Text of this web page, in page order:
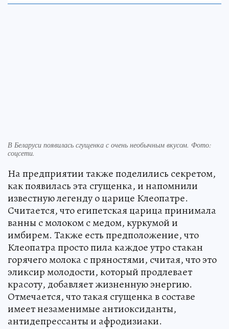
В Беларуси появилась сгущенка с очень необычным вкусом. Фото:
соцсети.
На предприятии также поделились секретом,
как появилась эта сгущенка, и напомнили
известную легенду о царице Клеопатре.
Считается, что египетская царица принимала
ванны с молоком с медом, куркумой и
имбирем. Также есть предположение, что
Клеопатра просто пила каждое утро стакан
горячего молока с пряностями, считая, что это
эликсир молодости, который продлевает
красоту, добавляет жизненную энергию.
Отмечается, что такая сгущенка в составе
имеет незаменимые антиоксиданты,
антидепрессанты и афродизиаки.